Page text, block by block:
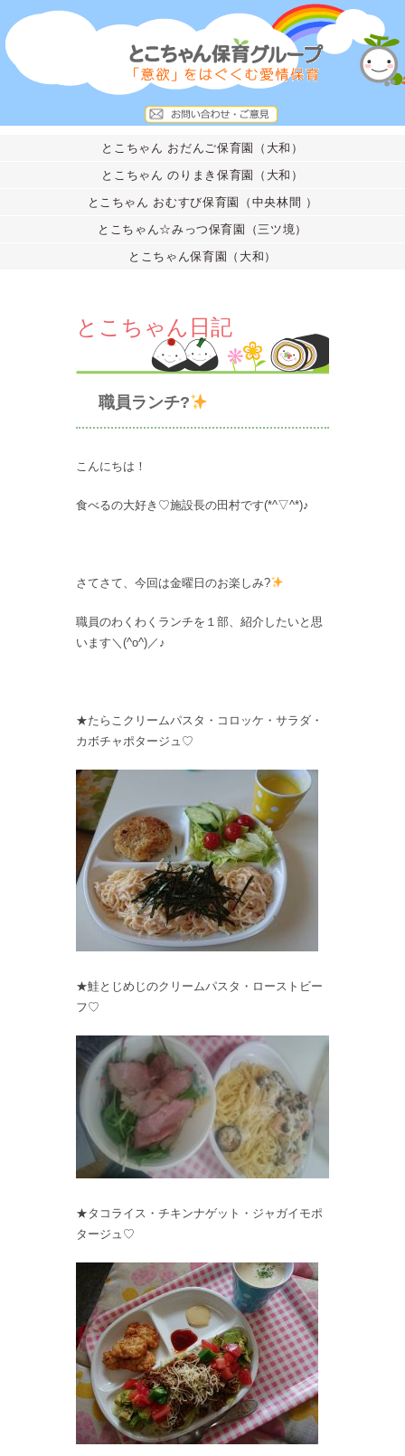
とこちゃん おだんご保育園（大和）
とこちゃん のりまき保育園（大和）
とこちゃん おむすび保育園（中央林間 ）
とこちゃん☆みっつ保育園（三ツ境）
とこちゃん保育園（大和）
とこちゃん日記
職員ランチ?
こんにちは！
食べるの大好き♡施設長の田村です(*^▽^*)♪
さてさて、今回は金曜日のお楽しみ?
職員のわくわくランチを１部、紹介したいと思
います＼(^o^)／♪
★たらこクリームパスタ・コロッケ・サラダ・
カボチャポタージュ♡
★鮭とじめじのクリームパスタ・ローストビー
フ♡
★タコライス・チキンナゲット・ジャガイモポ
タージュ♡